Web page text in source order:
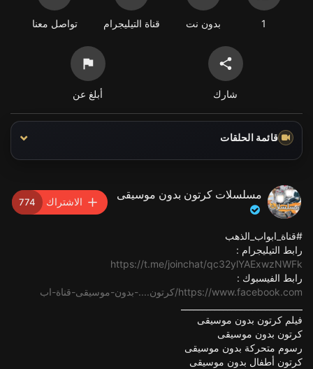
1 بدون نت قناة التيليجرام تواصل معنا
شارك أبلغ عن
قائمة الحلقات
مسلسلات كرتون بدون موسيقى
الاشتراك 774
#قناة_ابواب_الذهب
رابط التيليجرام :
https://t.me/joinchat/qc32ylYAExwzNWFk
رابط الفيسبوك :
https://www.facebook.com/كرتون....-بدون-موسيقى-قناة-اب
فيلم كرتون بدون موسيقى
كرتون بدون موسيقى
رسوم متحركة بدون موسيقى
كرتون أطفال بدون موسيقى